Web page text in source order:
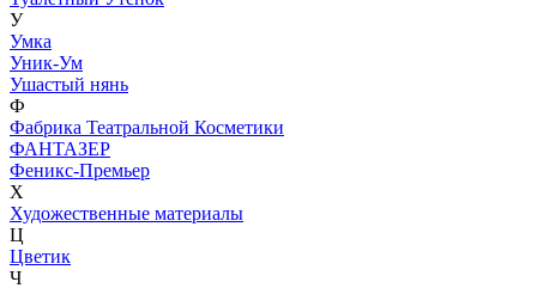
У
Умка
Уник-Ум
Ушастый нянь
Ф
Фабрика Театральной Косметики
ФАНТАЗЕР
Феникс-Премьер
Х
Художественные материалы
Ц
Цветик
Ч